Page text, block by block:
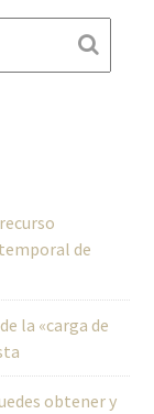
de
la «carga de
obtener y